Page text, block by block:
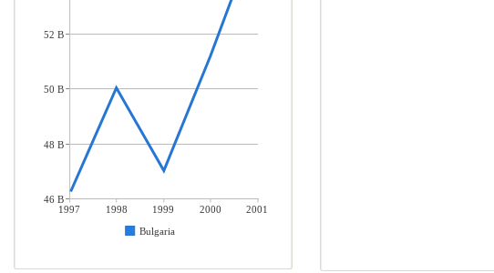
1997 1998 1999 2000
2001
Bulgaria
52 B
50 B
48 B
46 B